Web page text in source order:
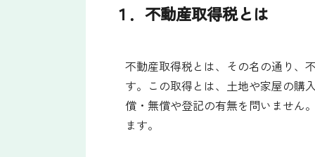
１．不動産取得税とは
不動産取得税とは、その名の通り、
す。この取得とは、土地や家屋の購
償・無償や登記の有無を問いません
ます。